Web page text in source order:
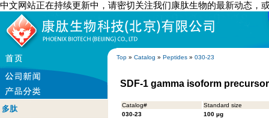
中文网站正在持续更新中，请密切关注我们康肽生物的最新动态，
Top » Catalog » Peptides » 030-23
多肽
SDF-1 gamma isoform
Catalog#
Standard size
030-23
100 µg